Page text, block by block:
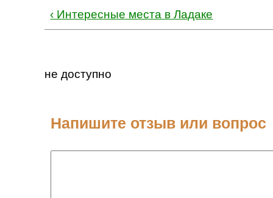
‹ Интересные места в Ладаке
не доступно
Напишите отзыв или вопрос